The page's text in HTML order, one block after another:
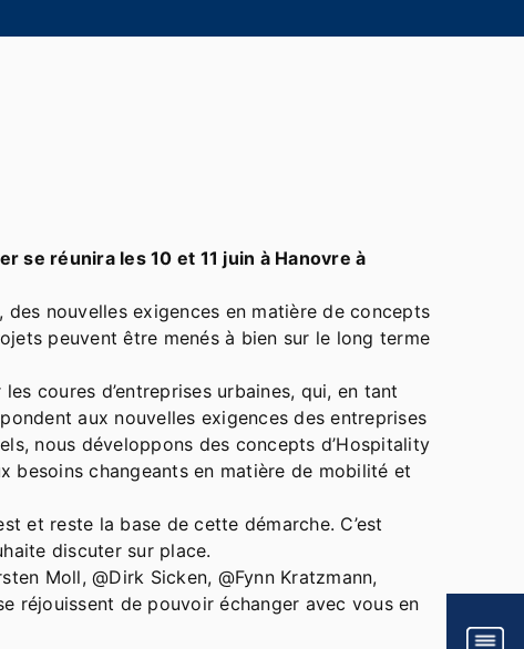
se réunira les 10 et 11 juin à Hanovre à
nouvelles exigences en matière de concepts
peuvent être menés à bien sur le long terme
coures d’entreprises urbaines, qui, en tant
aux nouvelles exigences des entreprises
nous développons des concepts d’Hospitality
besoins changeants en matière de mobilité et
et reste la base de cette démarche. C’est
discuter sur place.
Moll, @Dirk Sicken, @Fynn Kratzmann,
réjouissent de pouvoir échanger avec vous en